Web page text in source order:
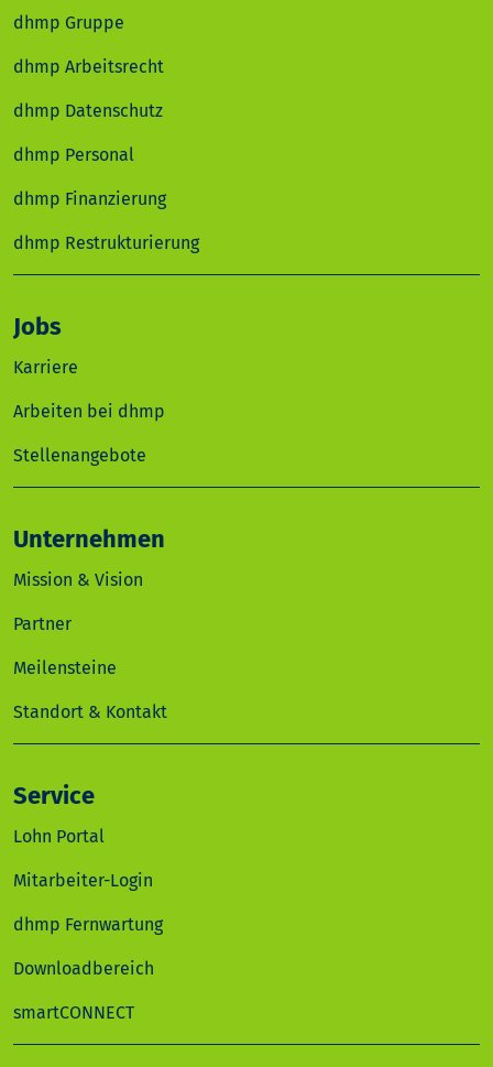
dhmp Gruppe
dhmp Arbeitsrecht
dhmp Datenschutz
dhmp Personal
dhmp Finanzierung
dhmp Restrukturierung
Jobs
Karriere
Arbeiten bei dhmp
Stellenangebote
Unternehmen
Mission & Vision
Partner
Meilensteine
Standort & Kontakt
Service
Lohn Portal
Mitarbeiter-Login
dhmp Fernwartung
Downloadbereich
smartCONNECT